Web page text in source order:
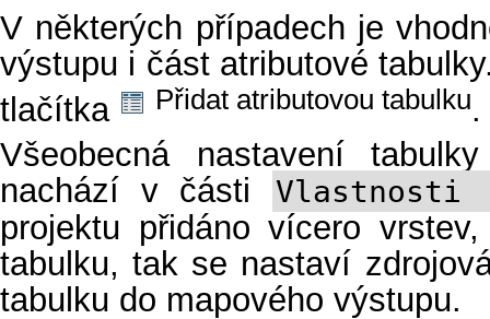
V některých případech je
výstupu i část atributové
tlačítka
Přidat atributovou tabulku.
Všeobecná nastavení
nachází v části
Vlastnosti
projektu přidáno vícero
tabulku, tak se nastaví
tabulku do mapového výstupu.